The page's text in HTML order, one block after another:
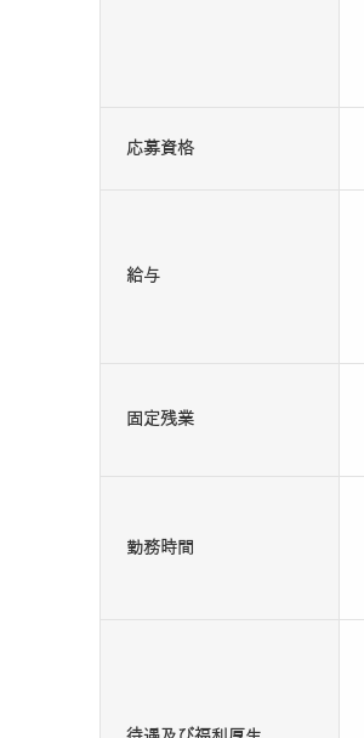
応募資格
給与
固定残業
勤務時間